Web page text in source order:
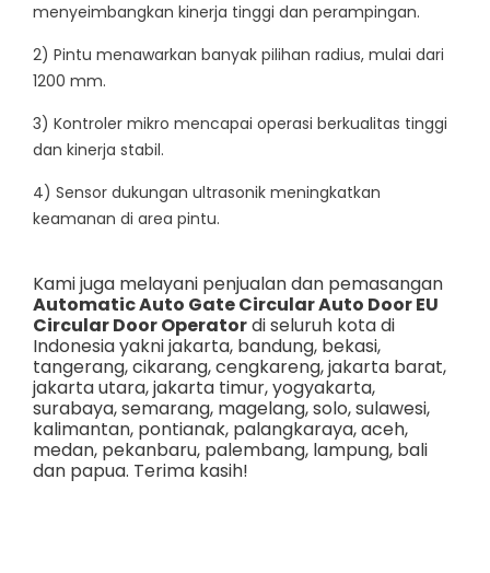
menyeimbangkan kinerja tinggi dan perampingan.
2) Pintu menawarkan banyak pilihan radius, mulai dari
1200 mm.
3) Kontroler mikro mencapai operasi berkualitas tinggi
dan kinerja stabil.
4) Sensor dukungan ultrasonik meningkatkan
keamanan di area pintu.
Kami juga melayani penjualan dan pemasangan
Automatic Auto Gate Circular Auto Door EU
Circular Door Operatordi seluruh kota di
Indonesia yaknijakarta, bandung, bekasi,
tangerang,cikarang,cengkareng,jakarta barat,
jakarta utara,jakarta timur,yogyakarta,
surabaya,semarang, magelang,solo,sulawesi,
kalimantan, pontianak, palangkaraya,aceh,
medan, pekanbaru, palembang, lampung, bali
dan papua. Terima kasih!